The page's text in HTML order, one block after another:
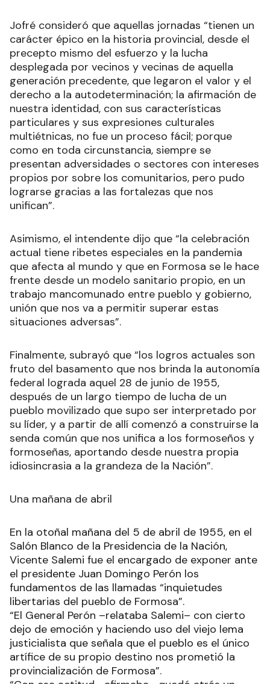
Jofré consideró que aquellas jornadas “tienen un
carácter épico en la historia provincial, desde el
precepto mismo del esfuerzo y la lucha
desplegada por vecinos y vecinas de aquella
generación precedente, que legaron el valor y el
derecho a la autodeterminación; la afirmación de
nuestra identidad, con sus características
particulares y sus expresiones culturales
multiétnicas, no fue un proceso fácil; porque
como en toda circunstancia, siempre se
presentan adversidades o sectores con intereses
propios por sobre los comunitarios, pero pudo
lograrse gracias a las fortalezas que nos
unifican”.
Asimismo, el intendente dijo que “la celebración
actual tiene ribetes especiales en la pandemia
que afecta al mundo y que en Formosa se le hace
frente desde un modelo sanitario propio, en un
trabajo mancomunado entre pueblo y gobierno,
unión que nos va a permitir superar estas
situaciones adversas”.
Finalmente, subrayó que “los logros actuales son
fruto del basamento que nos brinda la autonomía
federal lograda aquel 28 de junio de 1955,
después de un largo tiempo de lucha de un
pueblo movilizado que supo ser interpretado por
su líder, y a partir de allí comenzó a construirse la
senda común que nos unifica a los formoseños y
formoseñas, aportando desde nuestra propia
idiosincrasia a la grandeza de la Nación”.
Una mañana de abril
En la otoñal mañana del 5 de abril de 1955, en el
Salón Blanco de la Presidencia de la Nación,
Vicente Salemi fue el encargado de exponer ante
el presidente Juan Domingo Perón los
fundamentos de las llamadas “inquietudes
libertarias del pueblo de Formosa”.
“El General Perón –relataba Salemi– con cierto
dejo de emoción y haciendo uso del viejo lema
justicialista que señala que el pueblo es el único
artífice de su propio destino nos prometió la
provincialización de Formosa”.